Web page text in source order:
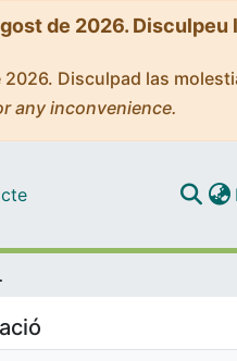
de 2026. Disculpeu
Disculpad las
any inconvenience.
sintética